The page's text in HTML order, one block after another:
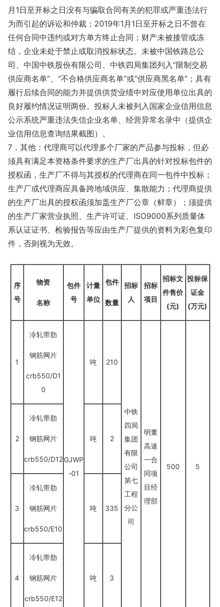
月1日至开标之日没有与骗取合同有关的犯罪或严重违法行
为而引起的诉讼和仲裁；2019年1月1日至开标之日不曾在
任何合同中违约或对方单方终止合同；财产未被接管或冻
结，企业未处于禁止或取消投标状态。未被中国铁路总公
司、中国中铁股份有限公司、中铁四局集团列入“限制交易
供应商名单”、“不合格供应商名单”或“供应商黑名单”；具有
履行后续合同的能力并提供供货业绩中对应使用单位出具的
良好履约情况证明两份。投标人未被列入国家企业信用信息
公示系统严重违法失信企业名单、经营异常名录中（提供企
业信用信息查询结果截图）。
7．其他：代理商可以代理多个厂家的产品参与投标，但必
须具有满足本资格条件要求的生产厂出具的针对投标包件的
授权函，生产厂不得与其授权的代理商在同一包件中投标；
生产厂或代理商应具备跨地域供应、集散能力；代理商提供
的生产厂出具的授权函须加盖生产厂公章（鲜章）；须提供
的生产厂家营业执照、生产许可证、ISO9000系列质量体
系认证证书、检验报告等应由生产厂提供的资料为彩色复印
件，否则视为无效。
序
号
物资
名称
包件
号
计量
单位
包件
数量
招标
人
招标
项目
招标文
件售价
(元)
投标保
证金
(万元)
1
冷轧带肋
钢筋网片
crb550/D1
0
GJWP
-01
吨 210
中铁
四局
集团
有限
公司
第七
工程
分公
司
明董
高速
一合
同项
目经
理部
500 5
2
冷轧带肋
钢筋网片
crb550/D12
吨 2
3
冷轧带肋
钢筋网片
crb550/E10
吨 335
4
冷轧带肋
钢筋网片
crb550/E12
吨 3